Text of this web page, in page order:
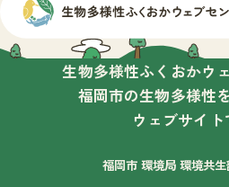
生物多様性ふくおかウ
福岡市の生物多様性
ウェブサイト
福岡市 環境局 環境共